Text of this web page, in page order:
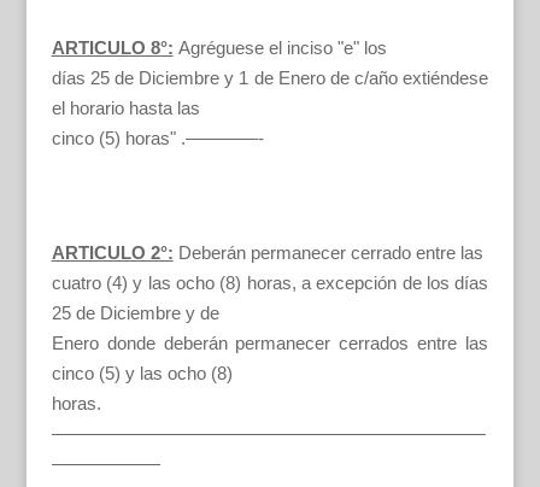
ARTICULO 8°: Agréguese el inciso "e" los
días 25 de Diciembre y 1 de Enero de c/año extiéndese
el horario hasta las
cinco (5) horas" .————-
ARTICULO 2°: Deberán permanecer cerrado entre las
cuatro (4) y las ocho (8) horas, a excepción de los días
25 de Diciembre y de
Enero donde deberán permanecer cerrados entre las
cinco (5) y las ocho (8)
horas.
————————————————————————
——————